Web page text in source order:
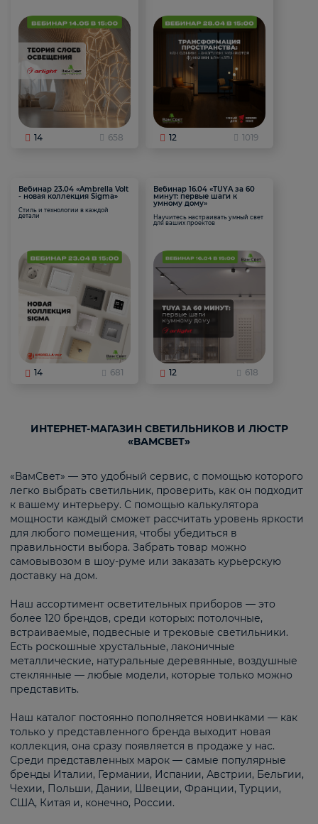
14 658 12 1019
Вебинар 23.04 «Ambrella Volt
- новая коллекция Sigma»
Стиль и технологии в каждой
детали
14 681
Вебинар 16.04 «TUYA за 60
минут: первые шаги к
умному дому»
Научитесь настраивать умный свет
для ваших проектов
12 618
ИНТЕРНЕТ-МАГАЗИН СВЕТИЛЬНИКОВ И ЛЮСТР
«ВАМСВЕТ»
«ВамСвет» — это удобный сервис, с помощью которого
легко выбрать светильник, проверить, как он подходит
к вашему интерьеру. С помощью калькулятора
мощности каждый сможет рассчитать уровень яркости
для любого помещения, чтобы убедиться в
правильности выбора. Забрать товар можно
самовывозом в шоу-руме или заказать курьерскую
доставку на дом.
Наш ассортимент осветительных приборов — это
более 120 брендов, среди которых: потолочные,
встраиваемые, подвесные и трековые светильники.
Есть роскошные хрустальные, лаконичные
металлические, натуральные деревянные, воздушные
стеклянные — любые модели, которые только можно
представить.
Наш каталог постоянно пополняется новинками — как
только у представленного бренда выходит новая
коллекция, она сразу появляется в продаже у нас.
Среди представленных марок — самые популярные
бренды Италии, Германии, Испании, Австрии, Бельгии,
Чехии, Польши, Дании, Швеции, Франции, Турции,
США, Китая и, конечно, России.